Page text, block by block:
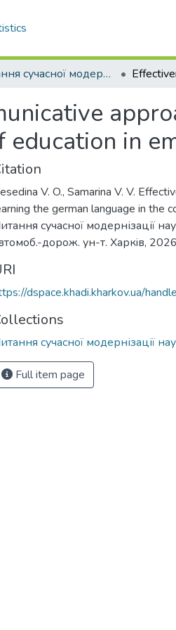
Питання сучасної модернізації науки та освіти– 2026. Частина 5
in
V. O., Samarina V. V.
the german language in the
сучасної модернізації
дорож. ун-т. Харкiв,
dspace.khadi.kharkov.ua/
сучасної модернізації
Full item page